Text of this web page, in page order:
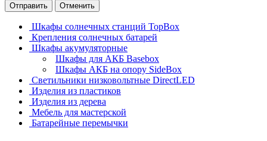
Отправить Отменить
Шкафы солнечных станций TopBox
Крепления солнечных батарей
Шкафы акумуляторные
Шкафы для АКБ Basebox
Шкафы АКБ на опору SideBox
Светильники низковольтные DirectLED
Изделия из пластиков
Изделия из дерева
Мебель для мастерской
Батарейные перемычки